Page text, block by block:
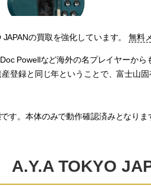
JAPANの買取を強化しています。無料
Powellなど海外の名プレイヤーか
登録と同じ年ということで、富士山
す。本体のみで動作確認済みとなりま
A.Y.A TOKYO